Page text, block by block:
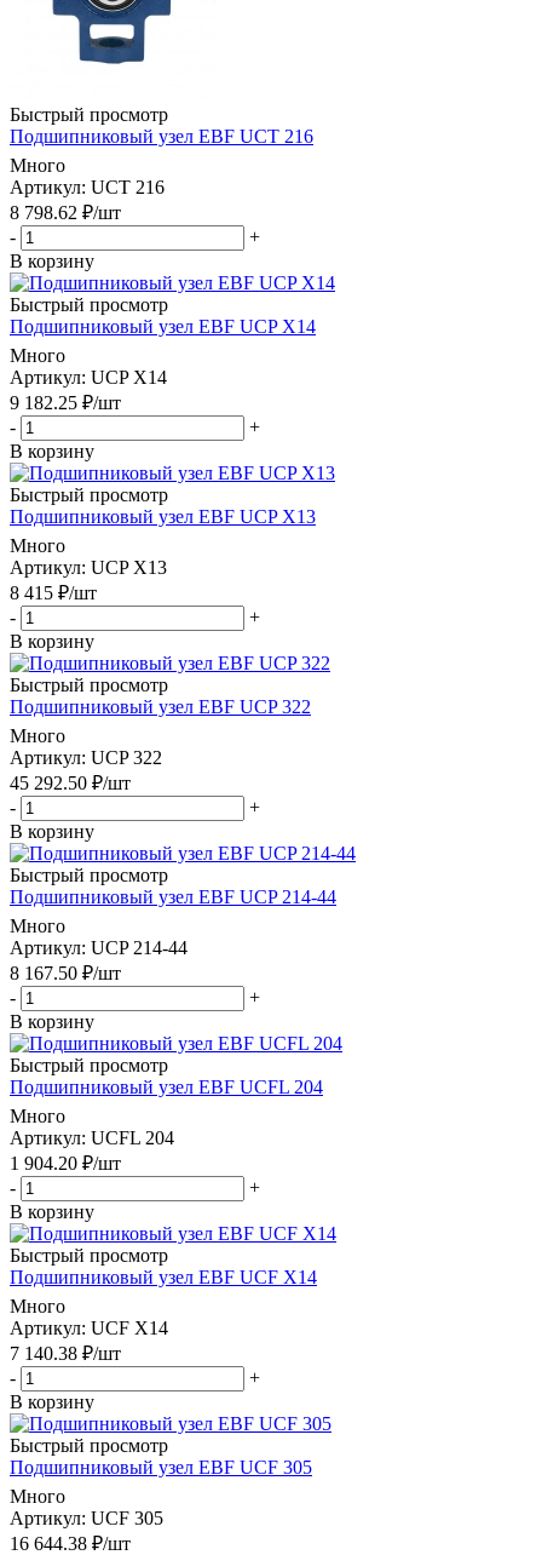
Быстрый просмотр
Подшипниковый узел EBF UCT 216
Много
Артикул: UCT 216
8 798.62 ₽/шт
-
+
В корзину
Быстрый просмотр
Подшипниковый узел EBF UCP X14
Много
Артикул: UCP X14
9 182.25 ₽/шт
-
+
В корзину
Быстрый просмотр
Подшипниковый узел EBF UCP X13
Много
Артикул: UCP X13
8 415 ₽/шт
-
+
В корзину
Быстрый просмотр
Подшипниковый узел EBF UCP 322
Много
Артикул: UCP 322
45 292.50 ₽/шт
-
+
В корзину
Быстрый просмотр
Подшипниковый узел EBF UCP 214-44
Много
Артикул: UCP 214-44
8 167.50 ₽/шт
-
+
В корзину
Быстрый просмотр
Подшипниковый узел EBF UCFL 204
Много
Артикул: UCFL 204
1 904.20 ₽/шт
-
+
В корзину
Быстрый просмотр
Подшипниковый узел EBF UCF X14
Много
Артикул: UCF X14
7 140.38 ₽/шт
-
+
В корзину
Быстрый просмотр
Подшипниковый узел EBF UCF 305
Много
Артикул: UCF 305
16 644.38 ₽/шт